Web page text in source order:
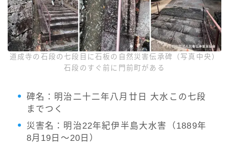
道成寺の石段の七段目に石板の自然災害伝承碑（写真中央）
石段のすぐ前に門前町がある
碑名：明治二十二年八月廿日 大水この七段
までつく
災害名：明治22年紀伊半島大水害（1889年
8月19日〜20日）